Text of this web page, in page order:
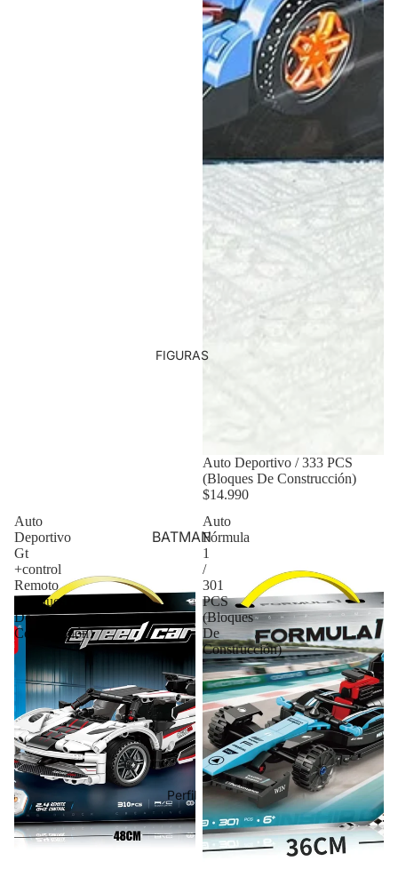
FIGURAS
BATMAN
Perfil
Auto Deportivo / 333 PCS
(Bloques De Construcción)
$14.990
Auto
Deportivo
Gt
+control
Remoto
(Bloques
De
Construcción)
Auto
Fórmula
1
/
301
PCS
(Bloques
De
Construcción)